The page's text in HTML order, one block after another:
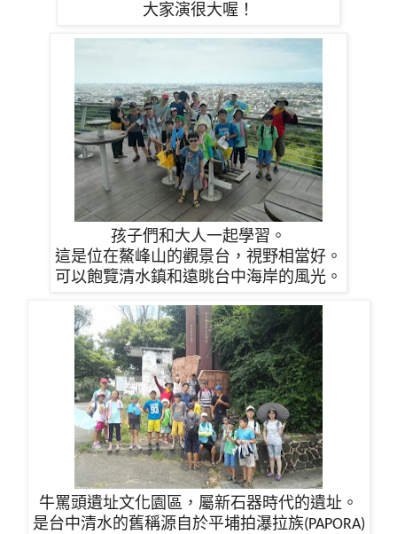
大家演很大喔！
孩子們和大人一起學習。
這是位在鰲峰山的觀景台，視野相當好。
可以飽覽清水鎮和遠眺台中海岸的風光。
牛罵頭遺址文化園區，屬新石器時代的遺址。
是台中清水的舊稱源自於平埔拍瀑拉族(PAPORA)